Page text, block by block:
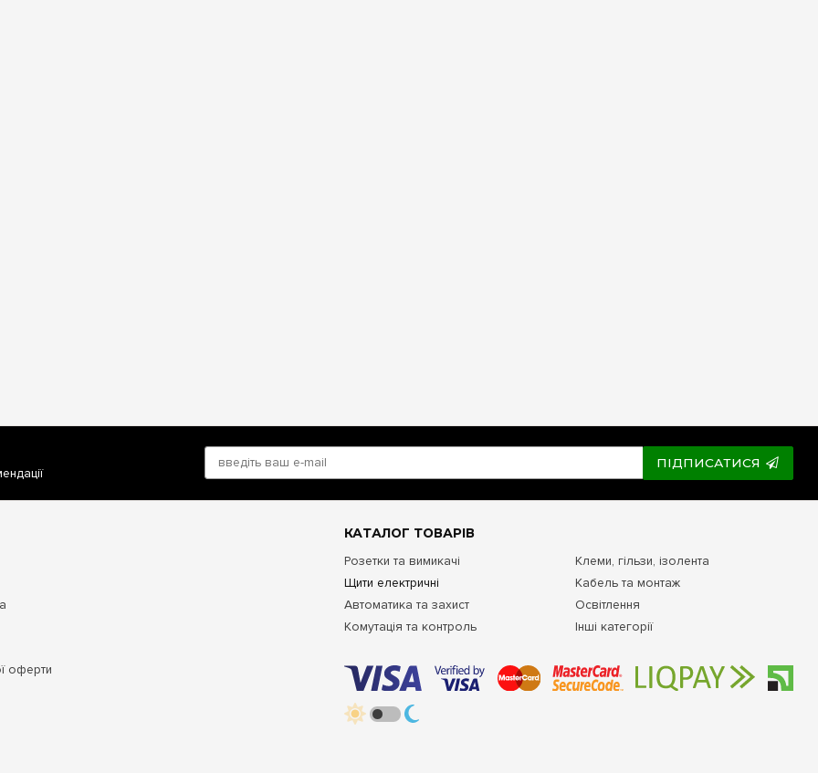
України, включаючи Київ, Харків, Дніпро, Одесу, Львів, Запоріжжя, Кривий Ріг, Миколаїв, Вінницю, Полтаву, Чернігів,
ПІДПИСАТИСЯ
оферти
КАТАЛОГ ТОВАРІВ
Розетки та вимикачі
Щити електричні
Автоматика та захист
Комутація та контроль
Клеми, гільзи, ізолента
Кабель та монтаж
Освітлення
Інші категорії